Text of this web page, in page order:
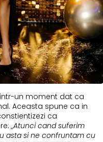
un moment dat ca
Aceasta spune ca in
ca
„Atunci cand suferim
asta si ne confruntam cu